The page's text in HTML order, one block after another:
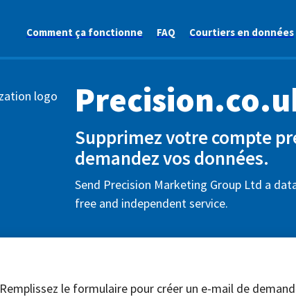
Comment ça fonctionne FAQ Courtiers en données
Supprimez votre compte
demandez vos données.
Send Precision Marketing Group Ltd a
free and independent service.
Remplissez le formulaire pour créer un e-mail de